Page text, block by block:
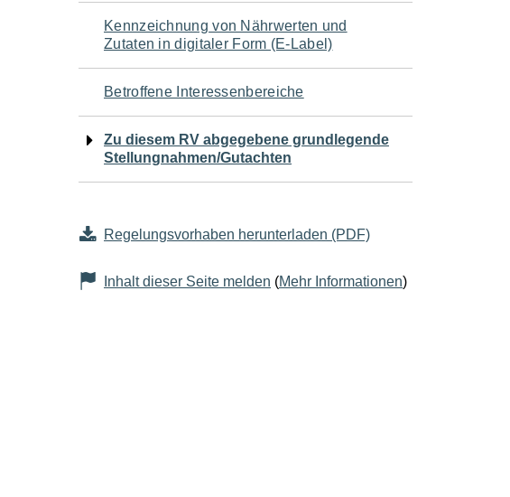
Navigation
für
den
Seiteninhalt
Kennzeichnung von Nährwerten und
Zutaten in digitaler Form (E-Label)
Betroffene Interessenbereiche
Zu diesem RV abgegebene grundlegende
Stellungnahmen/Gutachten
Regelungsvorhaben herunterladen (PDF)
Inhalt dieser Seite melden (Mehr Informationen)